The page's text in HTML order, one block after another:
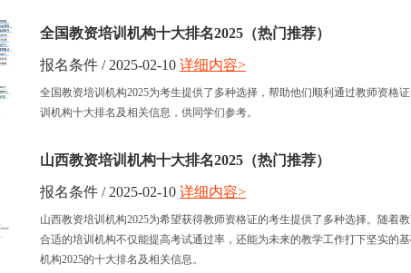
全国教资培训机构十大排名2025（热门推荐）
报名条件 / 2025-02-10
全国教资培训机构2025为考生提供了多种选择，帮助他们顺利通过教师资格
训机构十大排名及相关信息，供同学们参考。
详细内容>
山西教资培训机构十大排名2025（热门推荐）
报名条件 / 2025-02-10
山西教资培训机构2025为希望获得教师资格证的考生提供了多种选择。随着
合适的培训机构不仅能提高考试通过率，还能为未来的教学工作打下坚实的
机构2025的十大排名及相关信息。
详细内容>